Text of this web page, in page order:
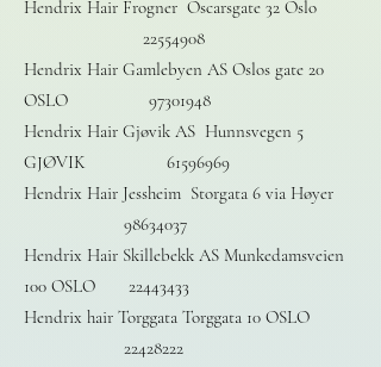
Hendrix Hair Frogner Oscarsgate 32 Oslo
22554908
Hendrix Hair Gamlebyen AS Oslos gate 20
OSLO 97301948
Hendrix Hair Gjøvik AS Hunnsvegen 5
GJØVIK 61596969
Hendrix Hair Jessheim Storgata 6 via Høyer
98634037
Hendrix Hair Skillebekk AS Munkedamsveien
100 OSLO 22443433
Hendrix hair Torggata Torggata 10 OSLO
22428222